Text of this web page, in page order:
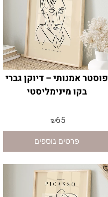
פוסטר אמנותי – דיוקן גברי
בקו מינימליסטי
₪65
פרטים נוספים